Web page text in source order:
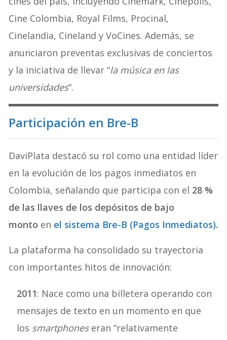
Cine Colombia, Royal Films, Procinal,
Cinelandia, Cineland y VoCines. Además, se
anunciaron preventas exclusivas de conciertos
y la iniciativa de llevar “la música en las
universidades“.
Participación en Bre-B
DaviPlata destacó su rol como una entidad líder
en la evolución de los pagos inmediatos en
Colombia, señalando que participa con el 28 %
de las llaves de los depósitos de bajo
monto en el sistema Bre-B (Pagos Inmediatos).
La plataforma ha consolidado su trayectoria
con importantes hitos de innovación:
2011: Nace como una billetera operando con
mensajes de texto en un momento en que
los smartphoneseran “relativamente